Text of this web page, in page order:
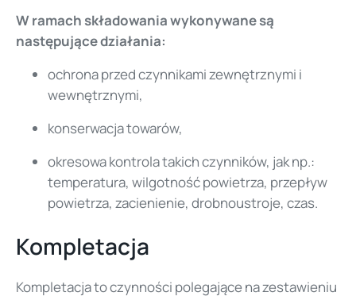
W ramach składowania wykonywane są
następujące działania:
ochrona przed czynnikami zewnętrznymi i
wewnętrznymi,
konserwacja towarów,
okresowa kontrola takich czynników, jak np.:
temperatura, wilgotność powietrza, przepływ
powietrza, zacienienie, drobnoustroje, czas.
Kompletacja
Kompletacja to czynności polegające na zestawieniu